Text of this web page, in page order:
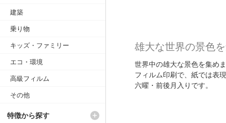
雄大な世界の景色
世界中の雄大な景色を集め
フィルム印刷で、紙では表
六曜・前後月入りです。
建築
乗り物
キッズ・ファミリー
エコ・環境
高級フィルム
その他
特徴から探す